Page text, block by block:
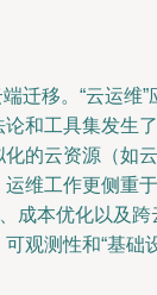
迁移。“云运维”
和工具集发生了
的云资源（如云
维工作更侧重于
成本优化以及跨
观测性和“基础